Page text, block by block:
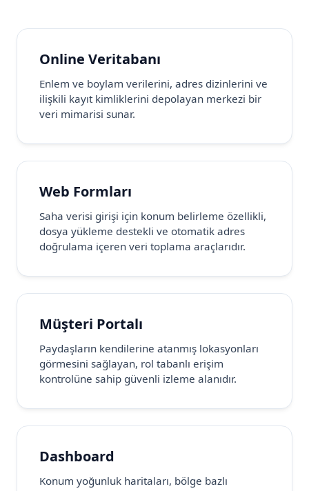
Online Veritabanı
Enlem ve boylam verilerini, adres dizinlerini ve
ilişkili kayıt kimliklerini depolayan merkezi bir
veri mimarisi sunar.
Web Formları
Saha verisi girişi için konum belirleme özellikli,
dosya yükleme destekli ve otomatik adres
doğrulama içeren veri toplama araçlarıdır.
Müşteri Portalı
Paydaşların kendilerine atanmış lokasyonları
görmesini sağlayan, rol tabanlı erişim
kontrolüne sahip güvenli izleme alanıdır.
Dashboard
Konum yoğunluk haritaları, bölge bazlı